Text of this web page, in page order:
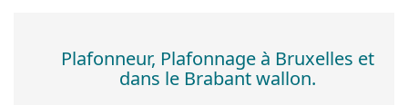
Plafonneur, Plafonnage à Bruxelles et
dans le Brabant wallon.